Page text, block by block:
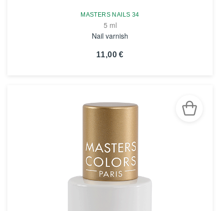
MASTERS NAILS 34
5 ml
Nail varnish
11,00 €